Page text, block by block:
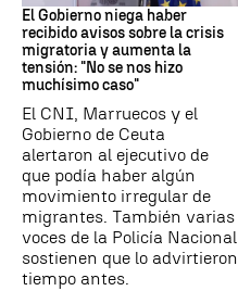
El Gobierno niega haber
recibido avisos sobre la crisis
migratoria y aumenta la
tensión: "No se nos hizo
muchísimo caso"
El CNI, Marruecos y el
Gobierno de Ceuta
alertaron al ejecutivo de
que podía haber algún
movimiento irregular de
migrantes. También varias
voces de la Policía Nacional
sostienen que lo advirtieron
tiempo antes.